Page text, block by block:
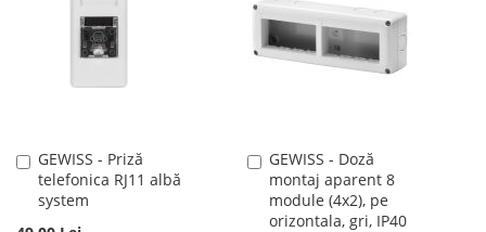
DE
DORINTE
GEWISS - Priză
telefonica RJ11 albă
system
Adauga
în
cos
GEWISS - Doză
montaj aparent 8
module (4x2), pe
orizontala, gri, IP40
Adauga
în
cos